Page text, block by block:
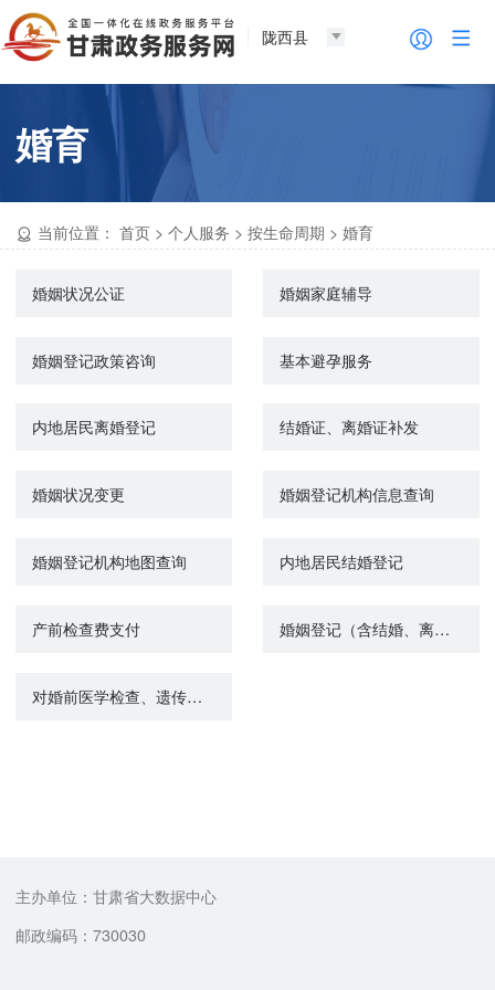
陇西县
婚育
当前位置： 首页 >个人服务 >按生命周期 >婚育
婚姻状况公证 婚姻家庭辅导
婚姻登记政策咨询 基本避孕服务
内地居民离婚登记 结婚证、离婚证补发
婚姻状况变更 婚姻登记机构信息查询
婚姻登记机构地图查询 内地居民结婚登记
产前检查费支付 婚姻登记（含结婚、离婚、补领登记证书）预约
对婚前医学检查、遗传病诊断和产前诊断结果有异议的医学技术鉴定
主办单位：甘肃省大数据中心
邮政编码：730030